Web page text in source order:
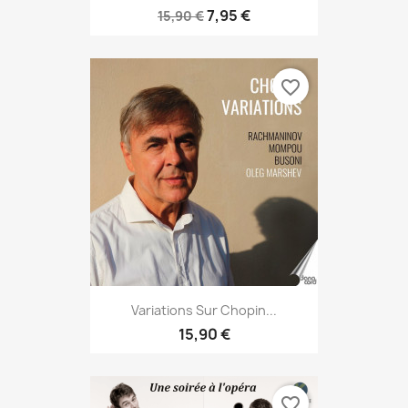
15,90 €7,95 €
Variations Sur Chopin...
15,90 €
favorite_border